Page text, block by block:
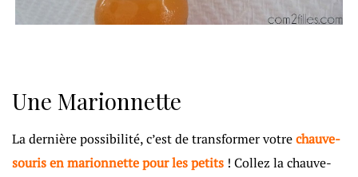
Une Marionnette
La dernière possibilité, c’est de transformer votrechauve-
souris en marionnette pour les petits ! Collez la chauve-